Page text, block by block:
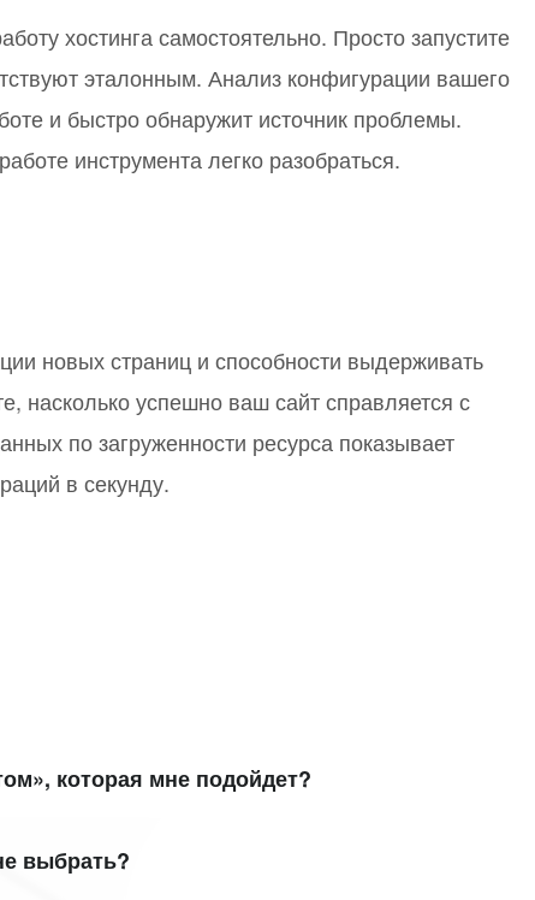
хостинга самостоятельно. Просто запустите
эталонным. Анализ конфигурации вашего
и быстро обнаружит источник проблемы.
инструмента легко разобраться.
новых страниц и способности выдерживать
насколько успешно ваш сайт справляется с
по загруженности ресурса показывает
в секунду.
которая мне подойдет?
«Старт», «Стандарт», «Малый бизнес», «Бизнес» и
выбрать?